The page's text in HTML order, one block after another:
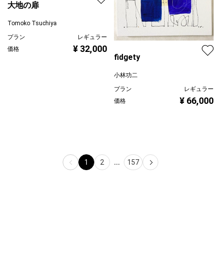
大地の扉
Tomoko Tsuchiya
プラン
レギュラー
価格
¥ 32,000
fidgety
小林功二
プラン
レギュラー
価格
¥ 66,000
1 2 ... 157